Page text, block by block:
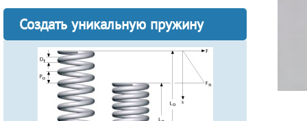
Создать уникальную пружину